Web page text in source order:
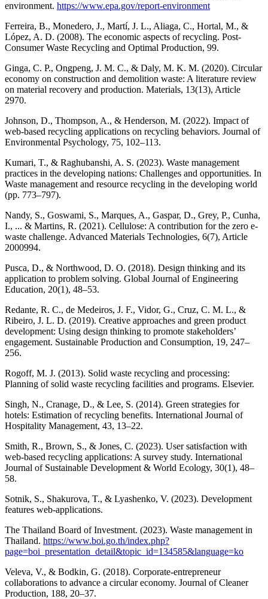
environment. https://www.epa.gov/report-environment
Ferreira, B., Monedero, J., Martí, J. L., Aliaga, C., Hortal, M., &
López, A. D. (2008). The economic aspects of recycling. Post-
Consumer Waste Recycling and Optimal Production, 99.
Ginga, C. P., Ongpeng, J. M. C., & Daly, M. K. M. (2020). Circular
economy on construction and demolition waste: A literature review
on material recovery and production. Materials, 13(13), Article
2970.
Johnson, D., Thompson, A., & Henderson, M. (2022). Impact of
web-based recycling applications on recycling behaviors. Journal of
Environmental Psychology, 75, 102–113.
Kumari, T., & Raghubanshi, A. S. (2023). Waste management
practices in the developing nations: Challenges and opportunities. In
Waste management and resource recycling in the developing world
(pp. 773–797).
Nandy, S., Goswami, S., Marques, A., Gaspar, D., Grey, P., Cunha,
I., ... & Martins, R. (2021). Cellulose: A contribution for the zero e‐
waste challenge. Advanced Materials Technologies, 6(7), Article
2000994.
Pusca, D., & Northwood, D. O. (2018). Design thinking and its
application to problem solving. Global Journal of Engineering
Education, 20(1), 48–53.
Redante, R. C., de Medeiros, J. F., Vidor, G., Cruz, C. M. L., &
Ribeiro, J. L. D. (2019). Creative approaches and green product
development: Using design thinking to promote stakeholders’
engagement. Sustainable Production and Consumption, 19, 247–
256.
Rogoff, M. J. (2013). Solid waste recycling and processing:
Planning of solid waste recycling facilities and programs. Elsevier.
Singh, N., Cranage, D., & Lee, S. (2014). Green strategies for
hotels: Estimation of recycling benefits. International Journal of
Hospitality Management, 43, 13–22.
Smith, R., Brown, S., & Jones, C. (2023). User satisfaction with
web-based recycling applications: A survey study. International
Journal of Sustainable Development & World Ecology, 30(1), 48–
58.
Sotnik, S., Shakurova, T., & Lyashenko, V. (2023). Development
features web-applications.
The Thailand Board of Investment. (2023). Waste management in
Thailand. https://www.boi.go.th/index.php?
page=boi_presentation_detail&topic_id=134585&language=ko
Veleva, V., & Bodkin, G. (2018). Corporate-entrepreneur
collaborations to advance a circular economy. Journal of Cleaner
Production, 188, 20–37.